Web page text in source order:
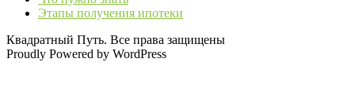
Этапы получения ипотеки
Квадратный Путь. Все права защищены
Proudly Powered by WordPress